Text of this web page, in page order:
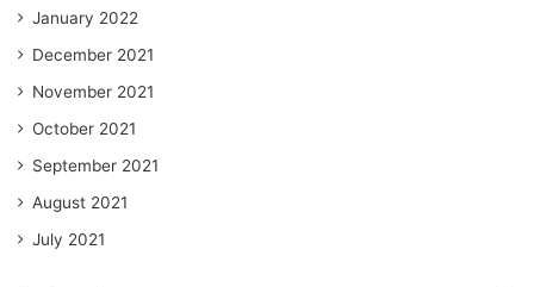
January 2022
December 2021
November 2021
October 2021
September 2021
August 2021
July 2021